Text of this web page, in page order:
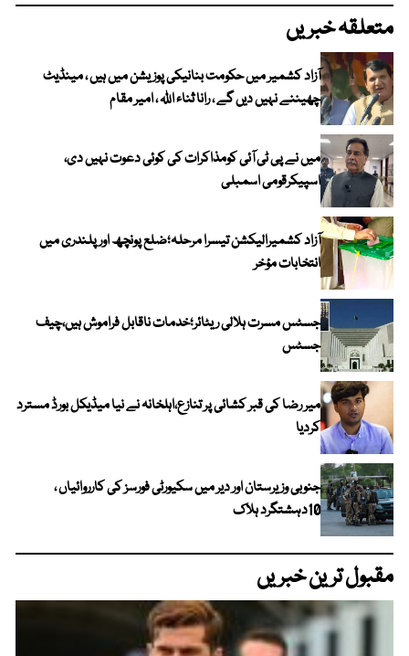
متعلقہ خبریں
آزاد کشمیر میں حکومت بنانیکی پوزیشن میں ہیں ، مینڈیٹ
چھیننے نہیں دیں گے ، رانا ثناء اللہ ، امیر مقام
میں نے پی ٹی آئی کومذاکرات کی کوئی دعوت نہیں دی،
اسپیکرقومی اسمبلی
آزاد کشمیرالیکشن تیسرا مرحلہ؛ضلع پونچھ اور پلندری میں
انتخابات مؤخر
جسٹس مسرت ہلالی ریٹائر؛خدمات ناقابل فراموش ہیں،چیف
جسٹس
میر رضا کی قبر کشائی پر تنازع،اہلخانہ نے نیا میڈیکل بورڈ مسترد
کردیا
جنوبی وزیرستان اور دیر میں سکیورٹی فورسز کی کارروائیاں ،
10دہشتگرد ہلاک
مقبول ترین خبریں